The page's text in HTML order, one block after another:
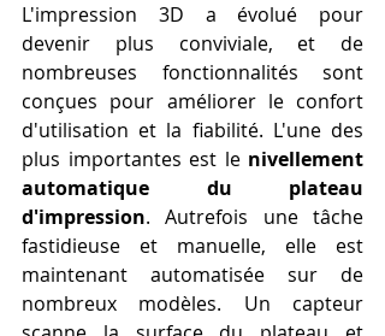
L'impression 3D a évolué pour
devenir plus conviviale, et de
nombreuses fonctionnalités sont
conçues pour améliorer le confort
d'utilisation et la fiabilité. L'une des
plus importantes est le nivellement
automatique du plateau
d'impression. Autrefois une tâche
fastidieuse et manuelle, elle est
maintenant automatisée sur de
nombreux modèles. Un capteur